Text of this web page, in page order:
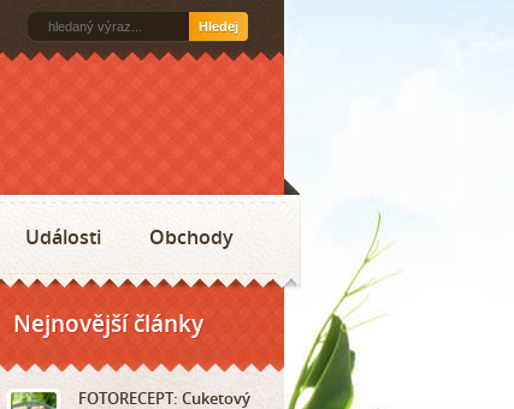
Hledej
Události Obchody
Nejnovější články
FOTORECEPT: Cuketový